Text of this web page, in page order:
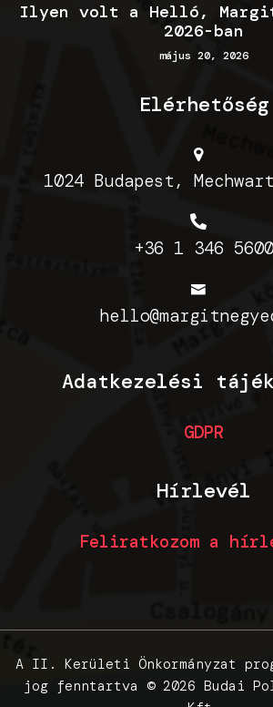
Ilyen volt a Helló,
2026-ban
május 20, 2026
Elérhetőség
1024 Budapest,
+36 1 346 5600
Adatkezelési
GDPR
Hírlevél
Feliratkozom a
A II. Kerületi Önkormányzat
jog fenntartva © 2026 Budai